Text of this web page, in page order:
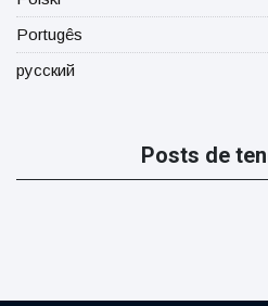
Portugês
русский
Posts de